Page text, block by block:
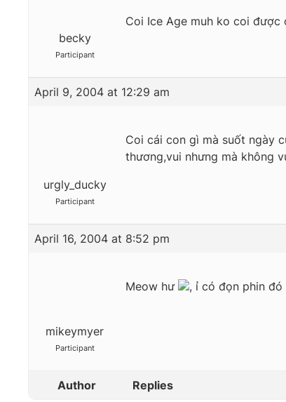
becky
Participant
Coi Ice Age muh ko coi được
April 9, 2004 at 12:29 am
urgly_ducky
Participant
Coi cái con gì mà suốt ngày
thương,vui nhưng mà không
April 16, 2004 at 8:52 pm
mikeymyer
Participant
Meow hư , ỉ có đọn phin
Author Replies